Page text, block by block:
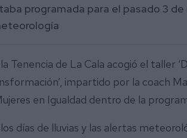
programada para el pasado 3
Tenencia de La Cala acogió el taller
impartido por la coach
en Igualdad dentro de la
días de lluvias y las alertas